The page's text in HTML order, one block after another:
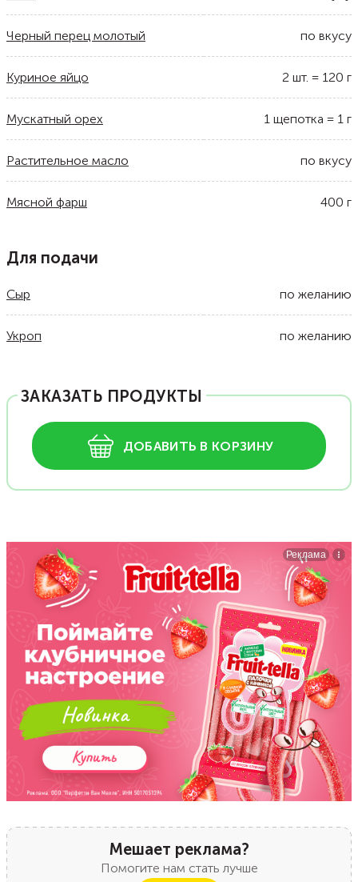
Черный перец молотый по вкусу
Куриное яйцо 2 шт. = 120 г
Мускатный орех 1 щепотка = 1 г
Растительное масло по вкусу
Мясной фарш 400 г
Для подачи
Сыр по желанию
Укроп по желанию
ЗАКАЗАТЬ ПРОДУКТЫ
ДОБАВИТЬ В КОРЗИНУ
Мешает реклама?
Помогите нам стать лучше